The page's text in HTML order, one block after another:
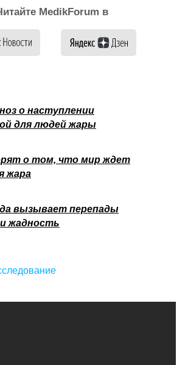
MedikForum в
о наступлении
для людей жары
о том, что мир ждет
жара
вызывает перепады
жадность